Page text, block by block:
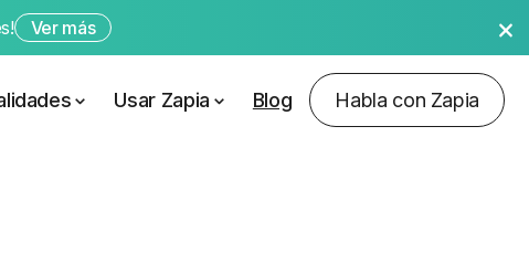
Ver más
Usar Zapia Blog Habla con Zapia